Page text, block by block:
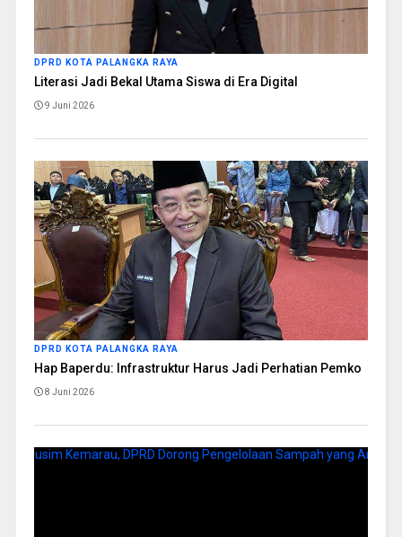
DPRD KOTA PALANGKA RAYA
Literasi Jadi Bekal Utama Siswa di Era Digital
9 Juni 2026
DPRD KOTA PALANGKA RAYA
Hap Baperdu: Infrastruktur Harus Jadi Perhatian Pemko
8 Juni 2026